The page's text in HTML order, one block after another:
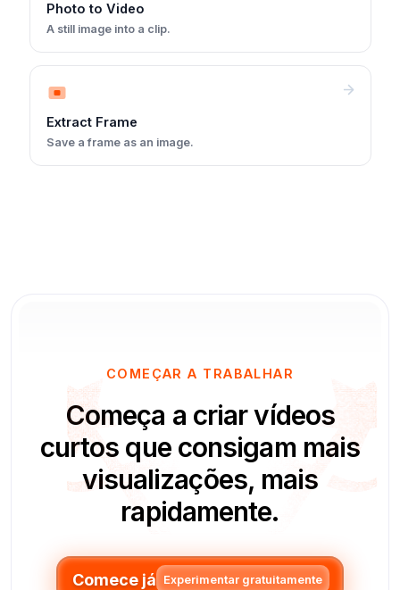
Photo to Video
A still image into a clip.
Extract Frame
Save a frame as an image.
COMEÇAR A TRABALHAR
Começa a criar vídeos
curtos que consigam mais
visualizações, mais
rapidamente.
Comece já Experimentar gratuitamente